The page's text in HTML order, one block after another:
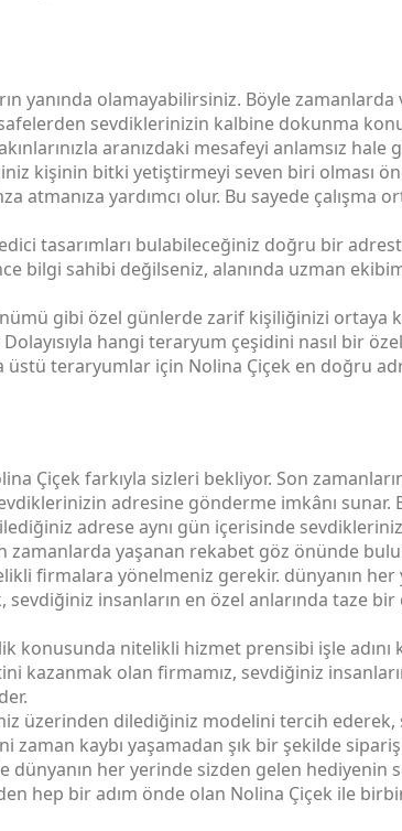
olamayabilirsiniz. Böyle zamanlarda
sevdiklerinizin kalbine dokunma
aranızdaki mesafeyi anlamsız hale
kişinin bitki yetiştirmeyi seven biri olması
atmanıza yardımcı olur. Bu sayede çalışma
tasarımları bulabileceğiniz doğru bir
bilgi sahibi değilseniz, alanında uzman
gibi özel günlerde zarif kişiliğinizi ortaya
hangi teraryum çeşidini nasıl bir
üstü teraryumlar için Nolina Çiçek en doğru
Çiçek farkıyla sizleri bekliyor. Son
adresine gönderme imkânı sunar.
adrese aynı gün içerisinde
zamanlarda yaşanan rekabet göz önünde
firmalara yönelmeniz gerekir. dünyanın her
insanların en özel anlarında taze
konusunda nitelikli hizmet prensibi işle adını
kazanmak olan firmamız, sevdiğiniz
üzerinden dilediğiniz modelini tercih ederek,
kaybı yaşamadan şık bir şekilde
her yerinde sizden gelen hediyenin
hep bir adım önde olan Nolina Çiçek ile